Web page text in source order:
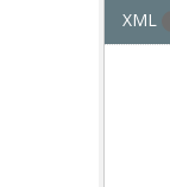
XML